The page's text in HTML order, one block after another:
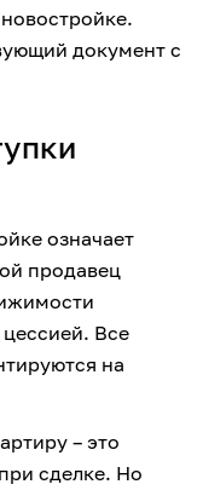
документ с
означает
продавец
Все
на
– это
сделке. Но